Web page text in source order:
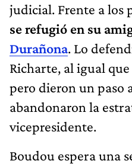
judicial. Frente a los
se refugió en su
Durañona. Lo
Richarte, al igual
pero dieron un paso
abandonaron la
vicepresidente.
Boudou espera una